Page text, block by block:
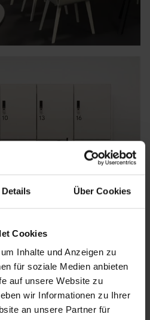
Details Über Cookies
Cookies
Inhalte und Anzeigen zu
für soziale Medien anbieten
auf unsere Website zu
wir Informationen zu Ihrer
an unsere Partner für